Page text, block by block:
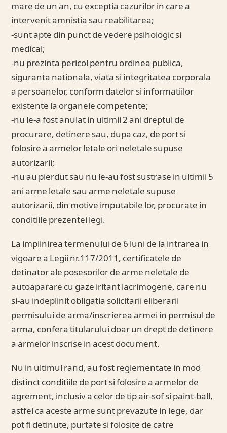
mare de un an, cu exceptia cazurilor in care a
intervenit amnistia sau reabilitarea;
-sunt apte din punct de vedere psihologic si
medical;
-nu prezinta pericol pentru ordinea publica,
siguranta nationala, viata si integritatea corporala
a persoanelor, conform datelor si informatiilor
existente la organele competente;
-nu le-a fost anulat in ultimii 2 ani dreptul de
procurare, detinere sau, dupa caz, de port si
folosire a armelor letale ori neletale supuse
autorizarii;
-nu au pierdut sau nu le-au fost sustrase in ultimii 5
ani arme letale sau arme neletale supuse
autorizarii, din motive imputabile lor, procurate in
conditiile prezentei legi.
La implinirea termenului de 6 luni de la intrarea in
vigoare a Legii nr.117/2011, certificatele de
detinator ale posesorilor de arme neletale de
autoaparare cu gaze iritant lacrimogene, care nu
si-au indeplinit obligatia solicitarii eliberarii
permisului de arma/inscrierea armei in permisul de
arma, confera titularului doar un drept de detinere
a armelor inscrise in acest document.
Nu in ultimul rand, au fost reglementate in mod
distinct conditiile de port si folosire a armelor de
agrement, inclusiv a celor de tip air-sof si paint-ball,
astfel ca aceste arme sunt prevazute in lege, dar
pot fi detinute, purtate si folosite de catre